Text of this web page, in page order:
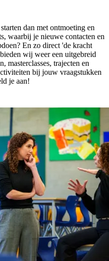
dan met ontmoeting en
waarbij je nieuwe contacten en
En zo direct 'de kracht
wij weer een uitgebreid
masterclasses, trajecten en
bij jouw vraagstukken
je aan!